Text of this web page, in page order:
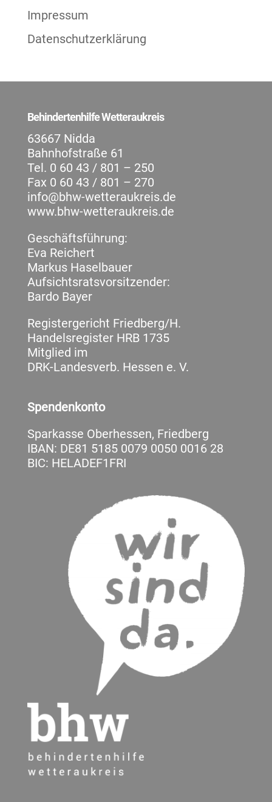
Impressum
Datenschutzerklärung
Behindertenhilfe Wetteraukreis
63667 Nidda
Bahnhofstraße 61
Tel. 0 60 43 / 801 – 250
Fax 0 60 43 / 801 – 270
info@bhw-wetteraukreis.de
www.bhw-wetteraukreis.de
Geschäftsführung:
Eva Reichert
Markus Haselbauer
Aufsichtsratsvorsitzender:
Bardo Bayer
Registergericht Friedberg/H.
Handelsregister HRB 1735
Mitglied im
DRK-Landesverb. Hessen e. V.
Spendenkonto
Sparkasse Oberhessen, Friedberg
IBAN: DE81 5185 0079 0050 0016 28
BIC: HELADEF1FRI